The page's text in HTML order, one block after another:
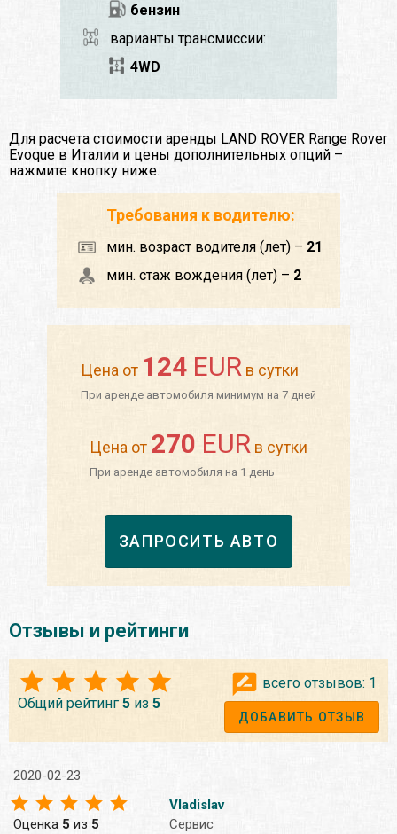
бензин
варианты трансмиссии:
4WD
Для расчета стоимости аренды LAND ROVER Range Rover
Evoque в Италии и цены дополнительных опций –
нажмите кнопку ниже.
Требования к водителю:
мин. возраст водителя (лет) – 21
мин. стаж вождения (лет) – 2
Цена от 124 EUR в сутки
При аренде автомобиля минимум на 7 дней
Цена от 270 EUR в сутки
При аренде автомобиля на 1 день
ЗАПРОСИТЬ АВТО
Отзывы и рейтинги
Общий рейтинг 5 из 5
всего отзывов: 1
ДОБАВИТЬ ОТЗЫВ
2020-02-23
Оценка 5 из 5
Vladislav
Сервис